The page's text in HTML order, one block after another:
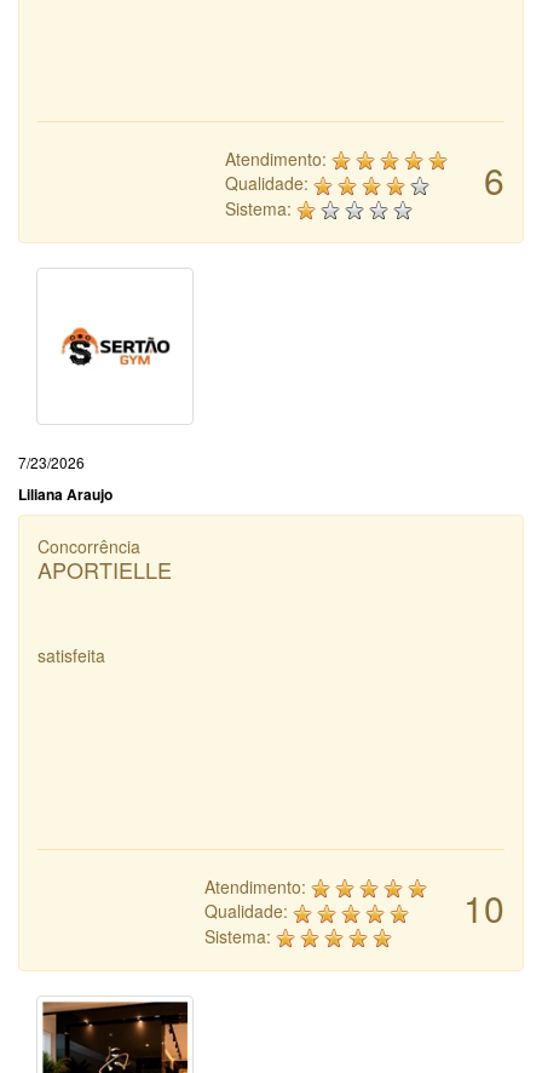
6
Atendimento:
Qualidade:
Sistema:
7/23/2026
Liliana Araujo
Concorrência
APORTIELLE
satisfeita
10
Atendimento:
Qualidade:
Sistema: